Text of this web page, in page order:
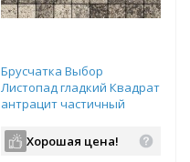
Брусчатка Выбор
Листопад гладкий Квадрат
антрацит частичный
Хорошая цена!